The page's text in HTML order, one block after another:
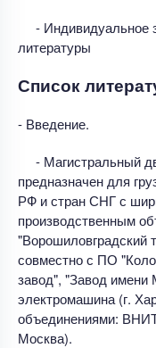
- Индивидуальное
литературы
Список
- Введение.
- Магистральный
предназначен для
РФ и стран СНГ с
производственным
"Ворошиловградский
совместно с ПО
завод", "Завод
электромашина (г.
объединениями:
Москва).